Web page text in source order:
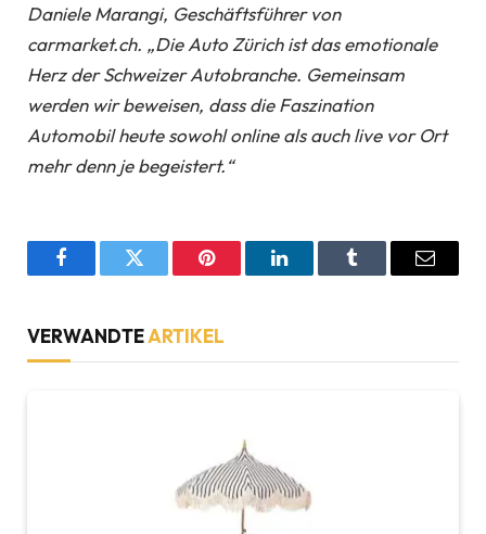
Daniele Marangi, Geschäftsführer von
carmarket.ch. „Die Auto Zürich ist das emotionale
Herz der Schweizer Autobranche. Gemeinsam
werden wir beweisen, dass die Faszination
Automobil heute sowohl online als auch live vor Ort
mehr denn je begeistert.“
FacebookTwitter Pinterest LinkedInTumblr Email
VERWANDTEARTIKEL